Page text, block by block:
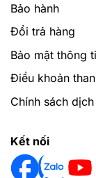
Bảo hành
Đổi trả hàng
Bảo mật thông
Điều khoản
Chính sách
Kết nối